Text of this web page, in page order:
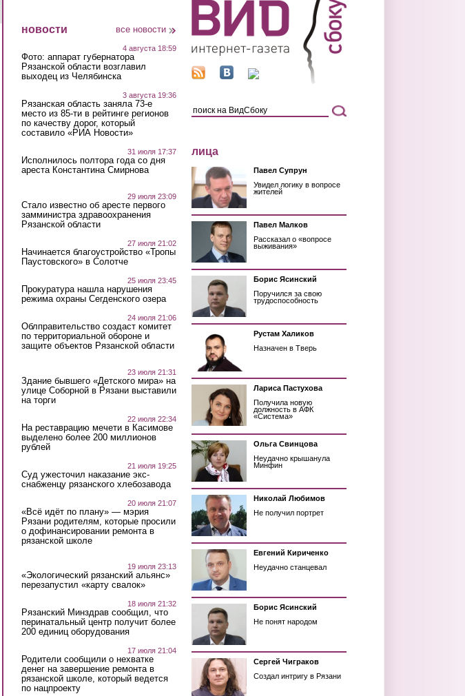
новости все новости
4 августа 18:59
Фото: аппарат губернатора
Рязанской области возглавил
выходец из Челябинска
3 августа 19:36
Рязанская область заняла 73-е
место из 85-ти в рейтинге регионов
по качеству дорог, который
составило «РИА Новости»
31 июля 17:37
Исполнилось полтора года со дня
ареста Константина Смирнова
29 июля 23:09
Стало известно об аресте первого
замминистра здравоохранения
Рязанской области
27 июля 21:02
Начинается благоустройство «Тропы
Паустовского» в Солотче
25 июля 23:45
Прокуратура нашла нарушения
режима охраны Сегденского озера
24 июля 21:06
Облправительство создаст комитет
по территориальной обороне и
защите объектов Рязанской области
23 июля 21:31
Здание бывшего «Детского мира» на
улице Соборной в Рязани выставили
на торги
22 июля 22:34
На реставрацию мечети в Касимове
выделено более 200 миллионов
рублей
21 июля 19:25
Суд ужесточил наказание экс-
снабженцу рязанского хлебозавода
20 июля 21:07
«Всё идёт по плану» — мэрия
Рязани родителям, которые просили
о дофинансировании ремонта в
рязанской школе
19 июля 23:13
«Экологический рязанский альянс»
перезапустил «карту свалок»
18 июля 21:32
Рязанский Минздрав сообщил, что
перинатальный центр получит более
200 единиц оборудования
17 июля 21:04
Родители сообщили о нехватке
денег на завершение ремонта в
рязанской школе, который ведется
по нацпроекту
лица
Павел Супрун
Увидел логику в вопросе
жителей
Павел Малков
Рассказал о «вопросе
выживания»
Борис Ясинский
Поручился за свою
трудоспособность
Рустам Халиков
Назначен в Тверь
Лариса Пастухова
Получила новую
должность в АФК
«Система»
Ольга Свинцова
Неудачно крышанула
Минфин
Николай Любимов
Не получил портрет
Евгений Кириченко
Неудачно станцевал
Борис Ясинский
Не понят народом
Сергей Чиграков
Создал интригу в Рязани